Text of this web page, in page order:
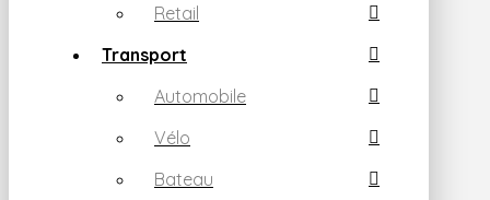
Retail
Transport
Automobile
Vélo
Bateau